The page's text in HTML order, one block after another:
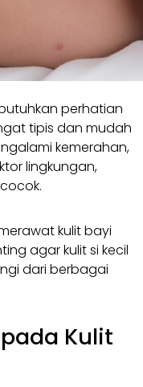
perhatian
tipis dan mudah
kemerahan,
lingkungan,
kulit bayi
agar kulit si kecil
dari berbagai
Kulit